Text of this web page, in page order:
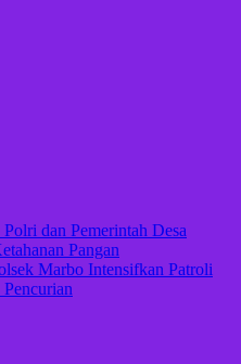
dan Pemerintah Desa
Pangan
Marbo Intensifkan Patroli